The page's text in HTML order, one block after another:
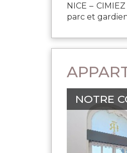
NICE –
parc et
NOTRE